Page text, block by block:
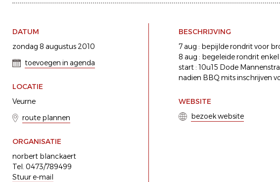
DATUM
zondag 8 augustus 2010
toevoegen in agenda
LOCATIE
Veurne
route plannen
ORGANISATIE
norbert blanckaert
Tel. 0473/789499
Stuur e-mail
BESCHRIJVING
7 aug : bepijlde rondrit voor
8 aug : begeleide rondrit
start : 10u15 Dode
nadien BBQ mits inschrijven
WEBSITE
bezoek website